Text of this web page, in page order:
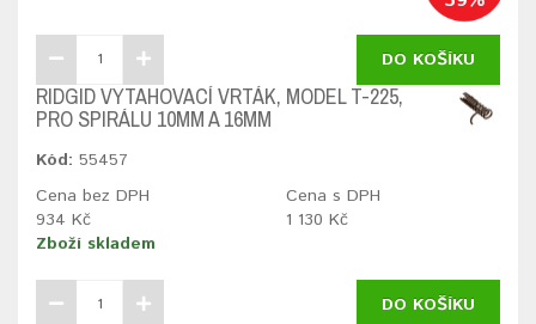
DO KOŠÍKU
RIDGID VYTAHOVACÍ VRTÁK, MODEL T-225,
PRO SPIRÁLU 10MM A 16MM
Kód: 55457
Cena bez DPH
934 Kč
Cena s DPH
1 130 Kč
Zboží skladem
DO KOŠÍKU